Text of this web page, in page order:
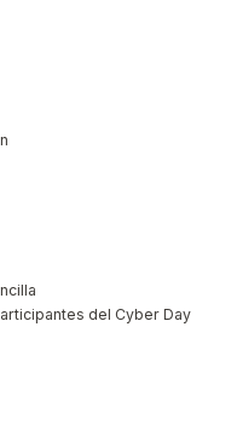
del Cyber Day